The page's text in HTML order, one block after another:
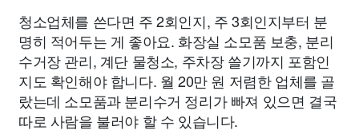
청소업체를 쓴다면 주 2회인지, 주 3회인지부터 분
명히 적어두는 게 좋아요. 화장실 소모품 보충, 분리
수거장 관리, 계단 물청소, 주차장 쓸기까지 포함인
지도 확인해야 합니다. 월 20만 원 저렴한 업체를 골
랐는데 소모품과 분리수거 정리가 빠져 있으면 결국
따로 사람을 불러야 할 수 있습니다.